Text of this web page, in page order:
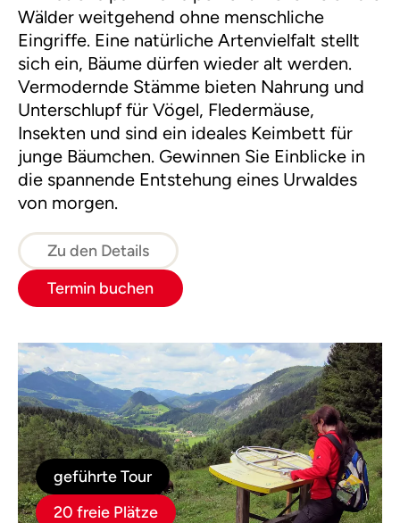
Wälder weitgehend ohne menschliche
Eingriffe. Eine natürliche Artenvielfalt stellt
sich ein, Bäume dürfen wieder alt werden.
Vermodernde Stämme bieten Nahrung und
Unterschlupf für Vögel, Fledermäuse,
Insekten und sind ein ideales Keimbett für
junge Bäumchen. Gewinnen Sie Einblicke in
die spannende Entstehung eines Urwaldes
von morgen.
Zu den Details
Termin buchen
geführte Tour
20 freie Plätze